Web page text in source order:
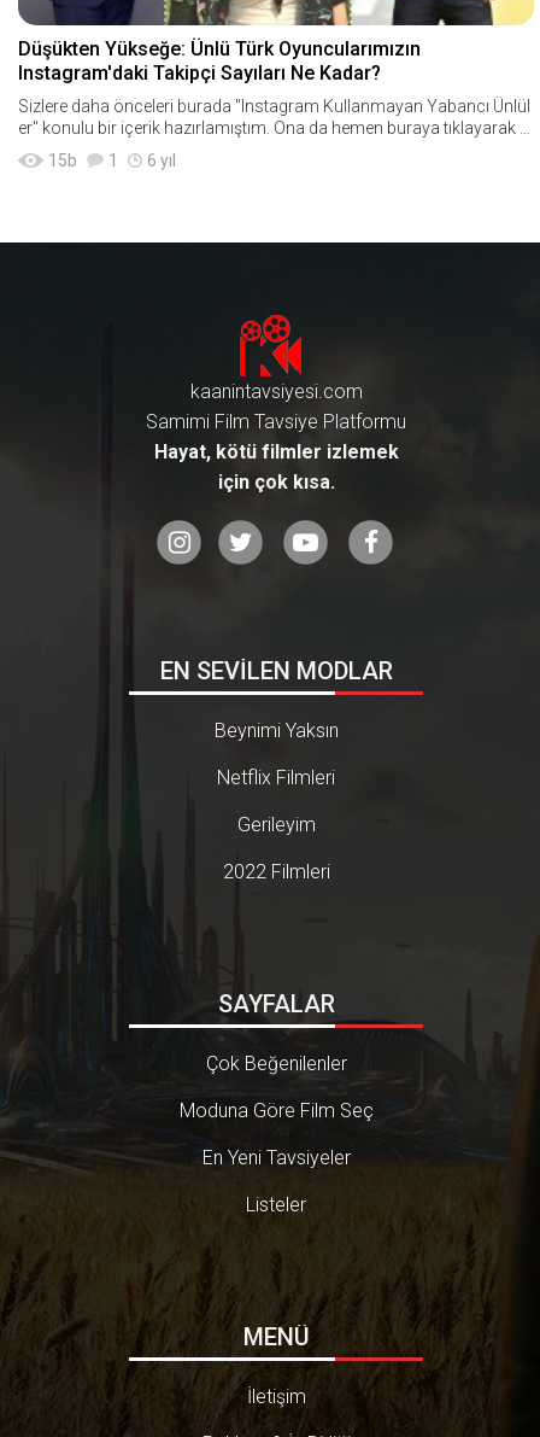
Düşükten Yükseğe: Ünlü Türk Oyuncularımızın
Instagram'daki Takipçi Sayıları Ne Kadar?
Sizlere daha önceleri burada "Instagram Kullanmayan Yabancı Ünlül
er" konulu bir içerik hazırlamıştım. Ona da hemen buraya tıklayarak g
öz atabil
15b 1 6 yıl
kaanintavsiyesi.com
Samimi Film Tavsiye Platformu
Hayat, kötü filmler izlemek
için çok kısa.
EN SEVİLEN MODLAR
Beynimi Yaksın
Netflix Filmleri
Gerileyim
2022 Filmleri
SAYFALAR
Çok Beğenilenler
Moduna Göre Film Seç
En Yeni Tavsiyeler
Listeler
MENÜ
İletişim